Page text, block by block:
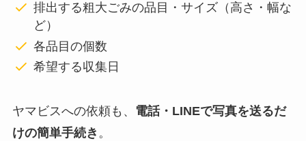
排出する粗大ごみの品目・サイズ（高さ・幅な
ど）
各品目の個数
希望する収集日
ヤマビスへの依頼も、 電話・LINEで写真を送るだ
けの簡単手続き 。